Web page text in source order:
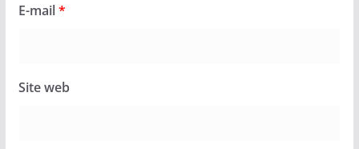
E-mail*
Site web